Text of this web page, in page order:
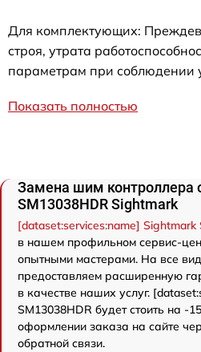
Для комплектующих:
строя, утрата
параметрам при соблюдении
Показать полностью
Замена шим контроллера
SM13038HDR Sightmark
[dataset:services:name] Sightmark
в нашем профильном сервис-
опытными мастерами. На все
предоставляем расширенную
в качестве наших услуг.
SM13038HDR будет стоить на -
оформлении заказа на сайте
обратной связи.